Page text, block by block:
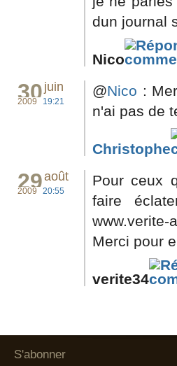
dun journal
Nico
30 juin
2009 19:21
@Nico :
n'ai pas de
Christophe
29août
2009 20:55
Pour ceux
faire
www.verite-
Merci pour
verite34
S'abonner